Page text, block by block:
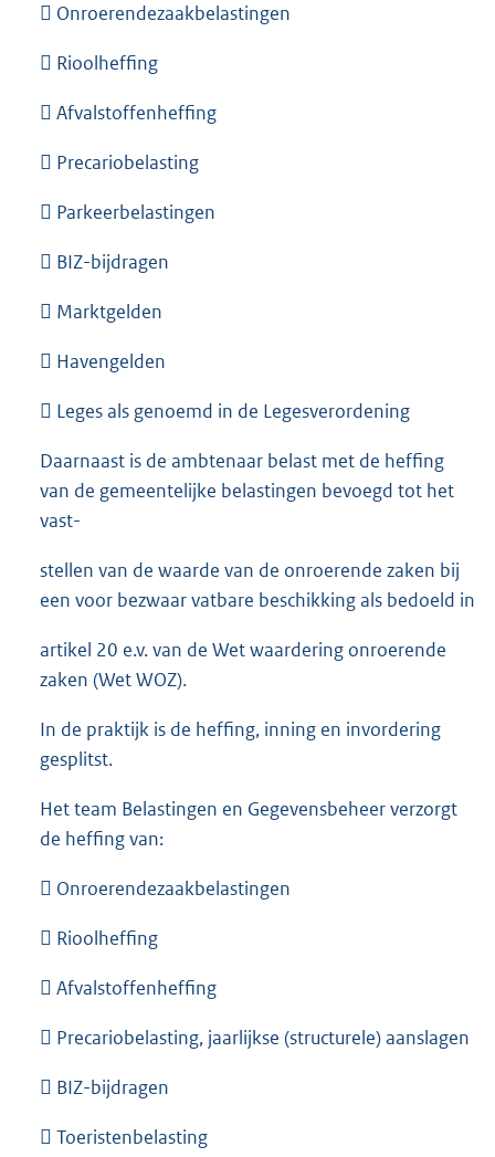
 Onroerendezaakbelastingen
 Rioolheffing
 Afvalstoffenheffing
 Precariobelasting
 Parkeerbelastingen
 BIZ-bijdragen
 Marktgelden
 Havengelden
 Leges als genoemd in de Legesverordening
Daarnaast is de ambtenaar belast met de heffing
van de gemeentelijke belastingen bevoegd tot het
vast-
stellen van de waarde van de onroerende zaken bij
een voor bezwaar vatbare beschikking als bedoeld in
artikel 20 e.v. van de Wet waardering onroerende
zaken (Wet WOZ).
In de praktijk is de heffing, inning en invordering
gesplitst.
Het team Belastingen en Gegevensbeheer verzorgt
de heffing van:
 Onroerendezaakbelastingen
 Rioolheffing
 Afvalstoffenheffing
 Precariobelasting, jaarlijkse (structurele) aanslagen
 BIZ-bijdragen
 Toeristenbelasting